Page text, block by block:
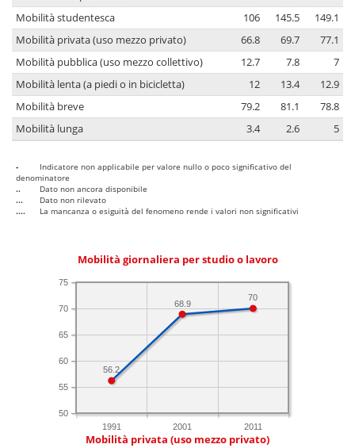
Mobilità studentesca
106 145.5
149.1
Mobilità privata (uso mezzo privato)
66.8 69.7
77.1
Mobilità pubblica (uso mezzo collettivo)
12.7 7.8
7
Mobilità lenta (a piedi o in bicicletta)
12 13.4
12.9
Mobilità breve
79.2 81.1
78.8
Mobilità lunga
3.4 2.6 5
-
Indicatore non applicabile per valore nullo o poco significativo del
denominatore
..
Dato non ancora disponibile
...
Dato non rilevato
....
La mancanza o esiguità del fenomeno rende i valori non significativi
Mobilità giornaliera per studio o lavoro
1991 2001 2011
50
55
60
65
70
75
70
68.9
56.2
Mobilità privata (uso mezzo privato)